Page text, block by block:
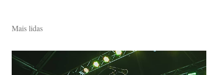
Mais lidas